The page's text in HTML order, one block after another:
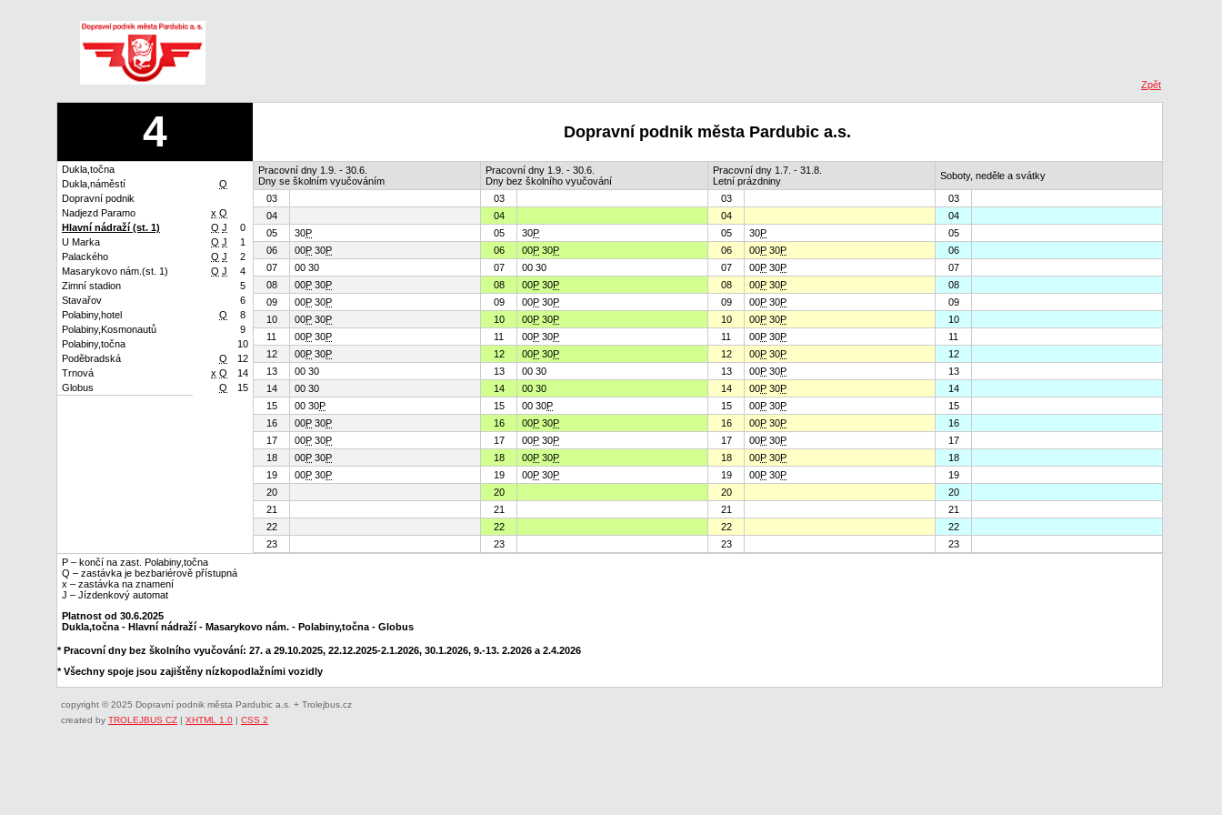
Zpět
4 Dopravní podnik města Pardubic a.s.
Dukla,točna
Dukla,náměstí
Q
Dopravní podnik
Nadjezd Paramo
x Q
Hlavní nádraží (st. 1)
Q J
0
U Marka
Q J
1
Palackého
Q J
2
Masarykovo nám.(st. 1)
Q J
4
Zimní stadion
5
Stavařov
6
Polabiny,hotel
Q
8
Polabiny,Kosmonautů
9
Polabiny,točna
10
Poděbradská
Q
12
Trnová
x Q
14
Globus
Q 15
Pracovní dny 1.9. - 30.6.
Dny se školním vyučováním
Pracovní dny 1.9. - 30.6.
Dny bez školního vyučování
Pracovní dny 1.7. - 31.8.
Letní prázdniny
Soboty, neděle a svátky
03 03 03
03
04
04 04
04
05
30P 05 30P 05 30P
05
06
00P 30P 06 00P 30P 06 00P 30P
06
07
00 30 07 00 30 07 00P 30P
07
08
00P 30P 08 00P 30P 08 00P 30P
08
09
00P 30P 09 00P 30P 09 00P 30P
09
10
00P 30P 10 00P 30P 10 00P 30P
10
11
00P 30P 11 00P 30P 11 00P 30P
11
12
00P 30P 12 00P 30P 12 00P 30P
12
13
00 30 13 00 30 13 00P 30P
13
14
00 30 14 00 30 14 00P 30P
14
15
00 30P 15 00 30P 15 00P 30P
15
16
00P 30P 16 00P 30P 16 00P 30P
16
17
00P 30P 17 00P 30P 17 00P 30P
17
18
00P 30P 18 00P 30P 18 00P 30P
18
19
00P 30P 19 00P 30P 19 00P 30P
19
20
20 20
20
21
21 21
21
22
22 22
22
23
23 23
23
P – končí na zast. Polabiny,točna
Q – zastávka je bezbariérově přístupná
x – zastávka na znamení
J – Jízdenkový automat
Platnost od 30.6.2025
Dukla,točna - Hlavní nádraží - Masarykovo nám. - Polabiny,točna - Globus
* Pracovní dny bez školního vyučování: 27. a 29.10.2025, 22.12.2025-2.1.2026, 30.1.2026, 9.-13. 2.2026 a 2.4.2026
* Všechny spoje jsou zajištěny nízkopodlažními vozidly
copyright © 2025 Dopravní podnik města Pardubic a.s. + Trolejbus.cz
created by TROLEJBUS CZ | XHTML 1.0 | CSS 2